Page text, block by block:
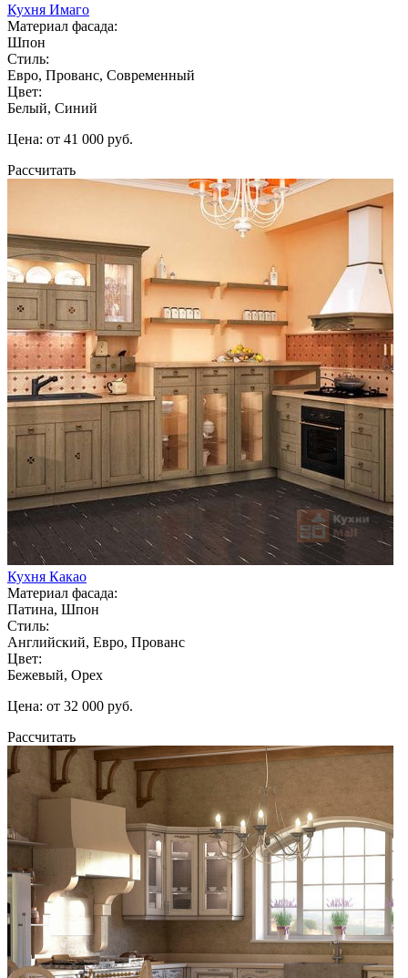
Кухня Имаго
Материал фасада:
Шпон
Стиль:
Евро, Прованс, Современный
Цвет:
Белый, Синий
Цена: от 41 000 руб.
Рассчитать
Кухня Какао
Материал фасада:
Патина, Шпон
Стиль:
Английский, Евро, Прованс
Цвет:
Бежевый, Орех
Цена: от 32 000 руб.
Рассчитать